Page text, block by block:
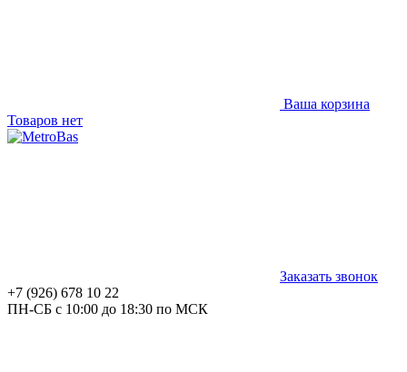
Ваша корзина
Товаров нет
Заказать звонок
+7 (926) 678 10 22
ПН-СБ с 10:00 до 18:30 по МСК